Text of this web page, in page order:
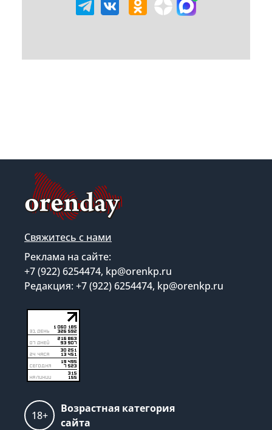
Свяжитесь с нами
Реклама на сайте:
+7 (922) 6254474, kp@orenkp.ru
Редакция: +7 (922) 6254474, kp@orenkp.ru
18+
Возрастная категория
сайта